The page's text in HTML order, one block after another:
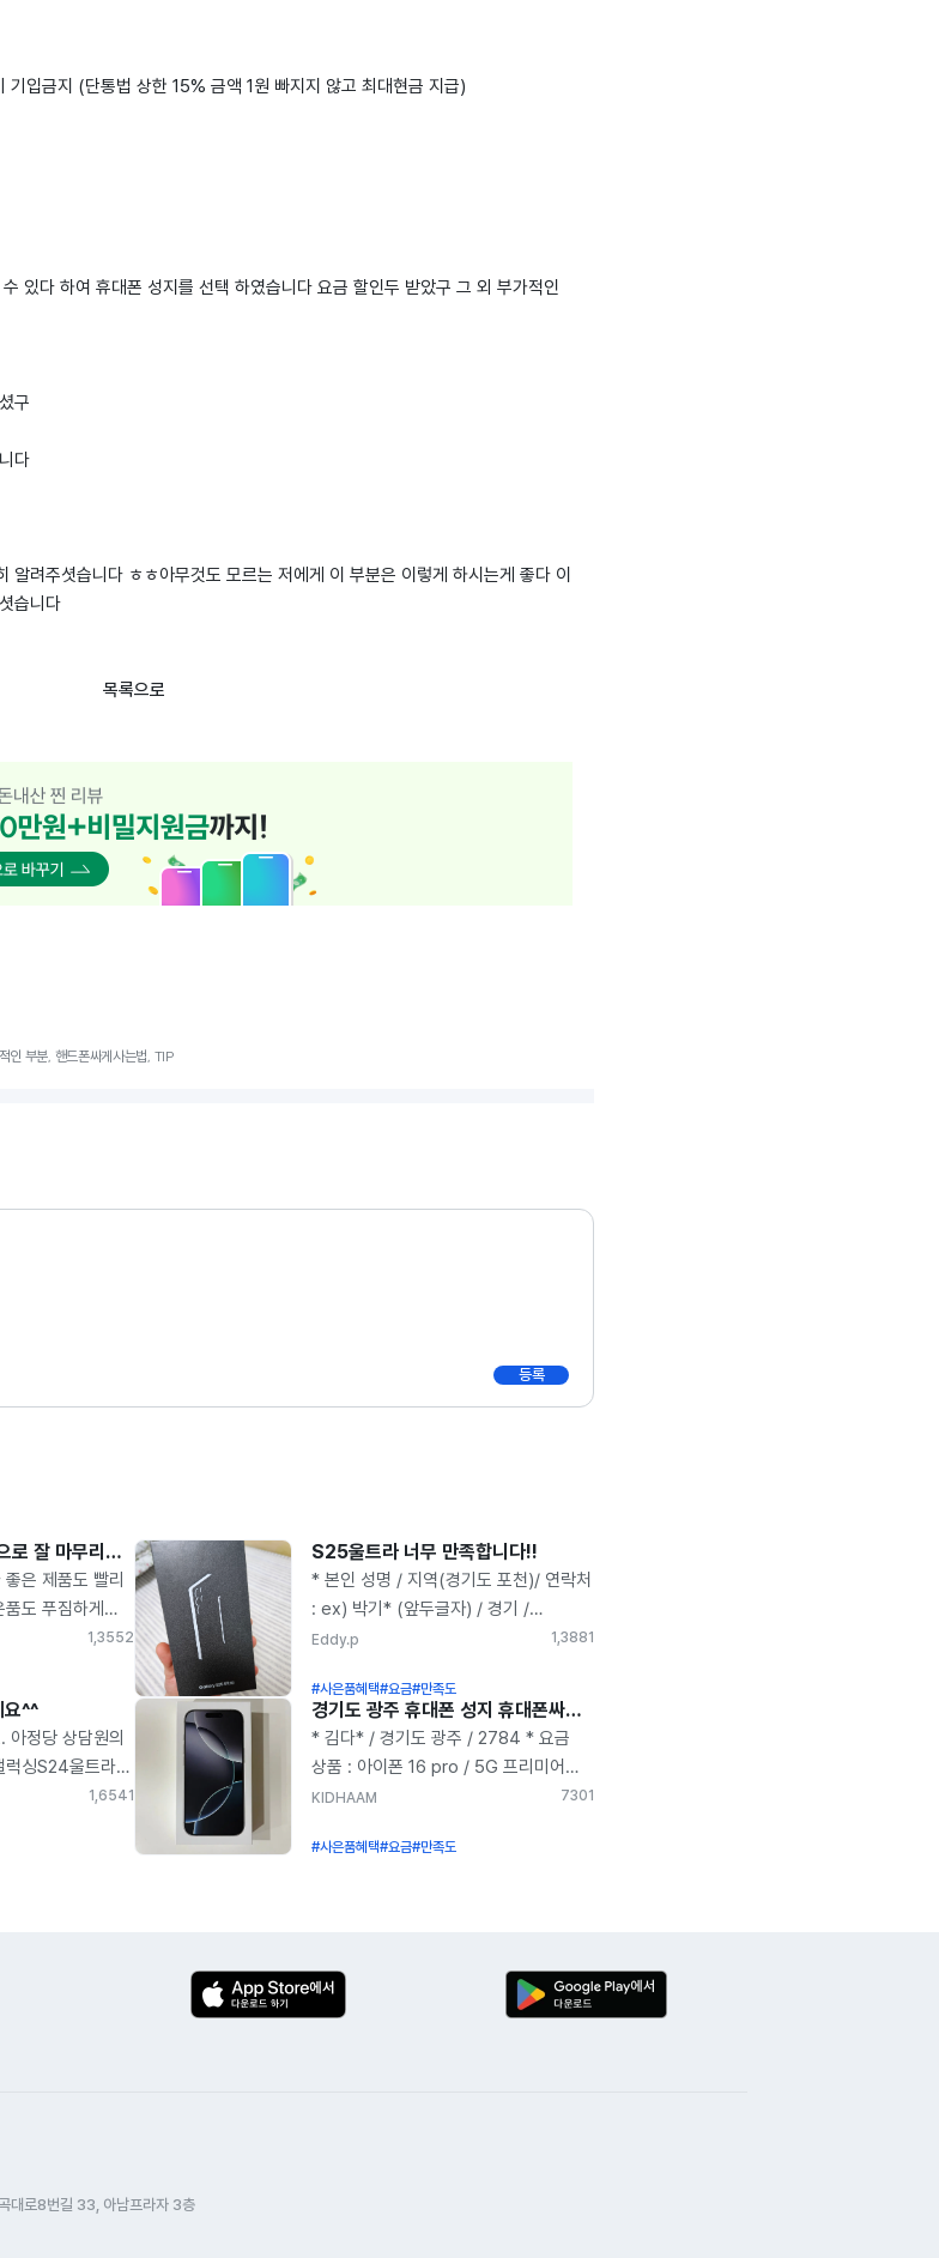
입금지 (단통법 상한 15% 금액 1원 빠지지 않고 최대현금 지급)
있다 하여 휴대폰 성지를 선택 하였습니다 요금 할인두 받았구 그 외 부가적인
구
다
알려주셧습니다 ㅎㅎ아무것도 모르는 저에게 이 부분은 이렇게 하시는게 좋다 이
습니다
목록으로
인 부분, 핸드폰싸게사는법, TIP
등록
친절하고 좋은 상담으로 잘 마무리했어요~
은 제품도 빨리
도 푸짐하게
며
셔서 빠르게 잘
더 괜찮았던건
어있어서 더
넷따로
하게 볼 수
1,3552
S25울트라 너무 만족합니다!!
* 본인 성명 / 지역(경기도 포천)/ 연락처
: ex) 박기* (앞두글자) / 경기 /
5576(중간4글자) * 요금 상품 : ex)
경우 사은품 반환 동의하실 경우에만
이벤트 참여 부탁드립니다~ * 사은품
선택 : 2번 부탁드립니다 * 개통 일자 :
ex) 2025.02.04 * 현금 및 상품권
지원금액 : 본사 폰파라치 대비 기입금지
(단통법 상한 15% 금액 1원 빠지지 않고
개봉했습니다~~ S25 울트라 실버블루
너무 이뻐요ᅲᅲ 대에~ 만족합니다~
Eddy.p 1,3881
#사은품혜택#요금#만족도
요^^
아정당 상담원의
럭싱S24울트라를
서 사은품도
니다 아정당!
1,6541
경기도 광주 휴대폰 성지 휴대폰싸게사는법 통신사 기기변경 교체 (아이폰 16 PRO, LGU+, 화이트티타늄) 현금지원 아정당 내돈내산 후기
* 김다* / 경기도 광주 / 2784 * 요금
상품 : 아이폰 16 pro / 5G 프리미어
슈퍼 * 카페 후기글을 상의없이 삭제할
이벤트 참여 부탁드립니다~ * 개통 일자
최대현금 지급) 1. 아정당 휴대폰성지를
선택한 이유 유튜브 채널들에서
광고하는 걸 자주 봤었는데, 마침
KIDHAAM 7301
#사은품혜택#요금#만족도
대로8번길 33, 아남프라자 3층